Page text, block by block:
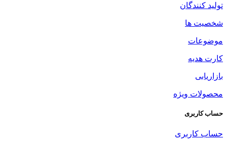
تولید کنندگان
شخصیت ها
موضوعات
کارت هدیه
بازاریابی
محصولات ویژه
حساب کاربری
حساب کاربری